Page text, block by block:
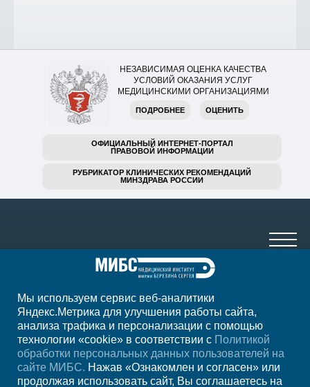
НЕЗАВИСИМАЯ ОЦЕНКА КАЧЕСТВА
УСЛОВИЙ ОКАЗАНИЯ УСЛУГ
МЕДИЦИНСКИМИ ОРГАНИЗАЦИЯМИ
ПОДРОБНЕЕ ОЦЕНИТЬ
ОФИЦИАЛЬНЫЙ ИНТЕРНЕТ-ПОРТАЛ
ПРАВОВОЙ ИНФОРМАЦИИ
РУБРИКАТОР КЛИНИЧЕСКИХ РЕКОМЕНДАЦИЙ
МИНЗДРАВА РОССИИ
+7 (4752) 63-33-63
ежедн. 7.00-23.00
РегионТамбов
Мы используем сервис веб-аналитики
Яндекс.Метрика для улучшения работы сайта,
анализа трафика и персонализации с помощью
технологии «cookie» в соответствии с Политикой
обработки персональных данных пользователей на
сайте МИБС. Нажав «Ознакомлен и согласен» или
продолжая использовать сайт, Вы соглашаетесь на